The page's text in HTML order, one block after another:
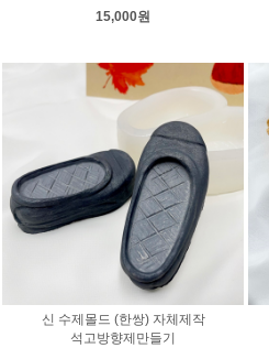
15,000원
신 수제몰드 (한쌍) 자체제작
석고방향제만들기